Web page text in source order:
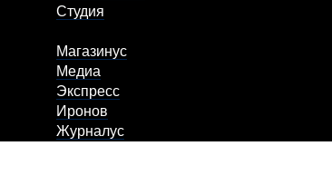
Студия
Магазинус
Медиа
Экспресс
Иронов
Журналус